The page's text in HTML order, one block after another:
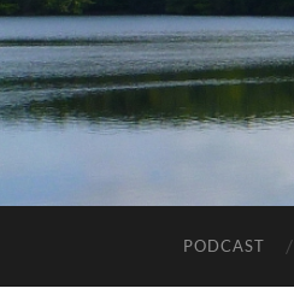
PODCAST